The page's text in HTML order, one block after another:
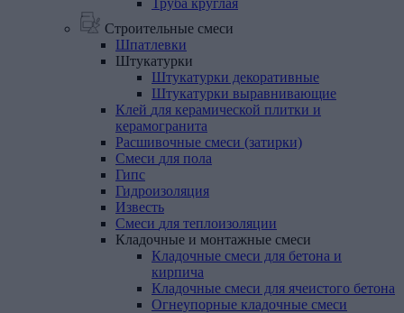
Труба круглая
Строительные смеси
Шпатлевки
Штукатурки
Штукатурки декоративные
Штукатурки выравнивающие
Клей для керамической плитки и
керамогранита
Расшивочные смеси (затирки)
Смеси для пола
Гипс
Гидроизоляция
Известь
Смеси для теплоизоляции
Кладочные и монтажные смеси
Кладочные смеси для бетона и
кирпича
Кладочные смеси для ячеистого бетона
Огнеупорные кладочные смеси